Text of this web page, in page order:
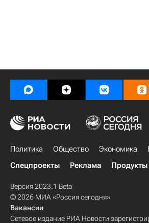
Политика Общество Экономика
Спецпроекты
Реклама
Версия 2023.1 Beta
© 2026 МИА «Россия сегодня»
Вакансии
Сетевое издание РИА Новости